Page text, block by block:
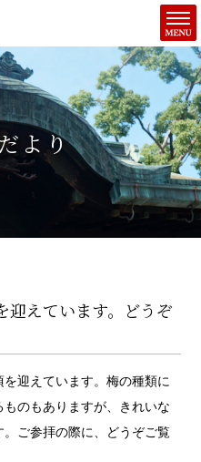
より
迎えています。どうぞ
迎えています。梅の種類に
のもありますが、きれいな
ご参拝の際に、どうぞご覧